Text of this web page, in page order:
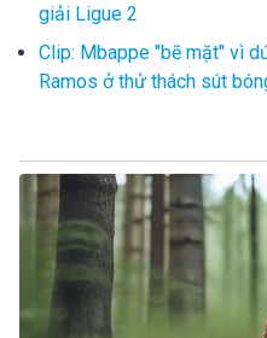
giải Ligue 2
Clip: Mbappe "bẽ mặt" vì
Ramos ở thử thách sút